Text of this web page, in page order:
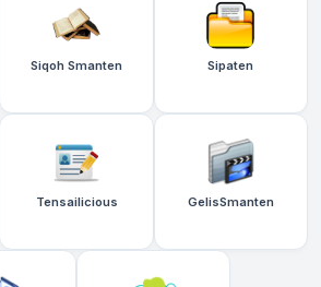
Siqoh Smanten Sipaten
Tensailicious GelisSmanten